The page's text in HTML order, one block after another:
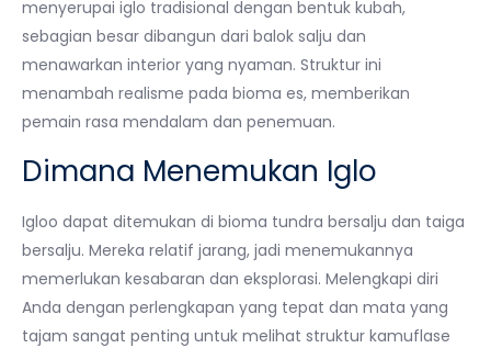
menyerupai iglo tradisional dengan bentuk kubah,
sebagian besar dibangun dari balok salju dan
menawarkan interior yang nyaman. Struktur ini
menambah realisme pada bioma es, memberikan
pemain rasa mendalam dan penemuan.
Dimana Menemukan Iglo
Igloo dapat ditemukan di bioma tundra bersalju dan taiga
bersalju. Mereka relatif jarang, jadi menemukannya
memerlukan kesabaran dan eksplorasi. Melengkapi diri
Anda dengan perlengkapan yang tepat dan mata yang
tajam sangat penting untuk melihat struktur kamuflase